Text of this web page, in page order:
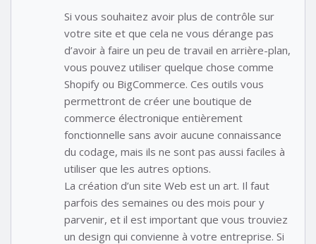
Si vous souhaitez avoir plus de contrôle sur
votre site et que cela ne vous dérange pas
d’avoir à faire un peu de travail en arrière-plan,
vous pouvez utiliser quelque chose comme
Shopify ou BigCommerce. Ces outils vous
permettront de créer une boutique de
commerce électronique entièrement
fonctionnelle sans avoir aucune connaissance
du codage, mais ils ne sont pas aussi faciles à
utiliser que les autres options.
La création d’un site Web est un art. Il faut
parfois des semaines ou des mois pour y
parvenir, et il est important que vous trouviez
un design qui convienne à votre entreprise. Si